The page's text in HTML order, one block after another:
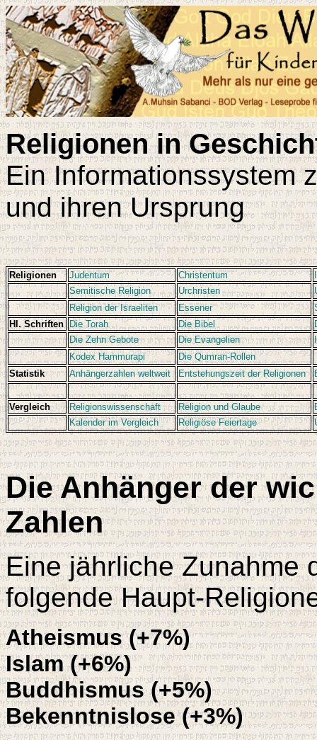
Religionen in
Ein Informationssystem
und ihren Ursprung
Religionen Judentum Christentum
Semitische Religion
Urchristen
Religion der Israeliten
Essener
Hl. Schriften Die Torah Die Bibel
Die Zehn Gebote
Die Evangelien
Kodex Hammurapi
Die Qumran-Rollen
Statistik
Anhängerzahlen weltweit Entstehungszeit der Religionen
Vergleich Religionswissenschaft Religion und Glaube
Kalender im Vergleich
Religiöse Feiertage
Die Anhänger der
Zahlen
Eine jährliche Zunahme
folgende Haupt-
Atheismus (+7%)
Islam (+6%)
Buddhismus (+5%)
Bekenntnislose (+3%)